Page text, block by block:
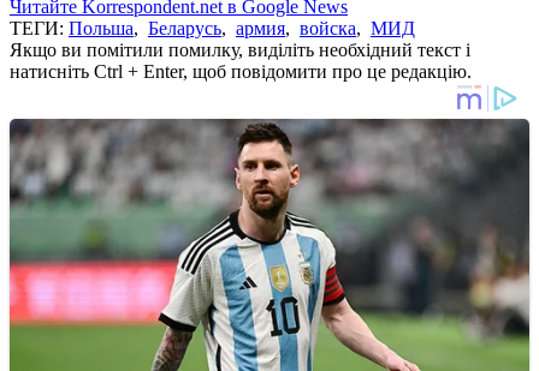
Читайте Korrespondent.net в Google News
ТЕГИ: Польша, Беларусь, армия, войска, МИД
Якщо ви помітили помилку, виділіть необхідний текст і
натисніть Ctrl + Enter, щоб повідомити про це редакцію.